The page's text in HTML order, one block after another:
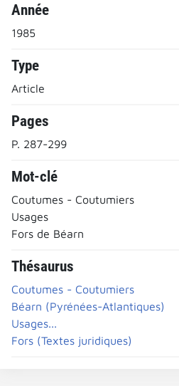
Année
1985
Type
Article
Pages
P. 287-299
Mot-clé
Coutumes - Coutumiers
Usages
Fors de Béarn
Thésaurus
Coutumes - Coutumiers
Béarn (Pyrénées-Atlantiques)
Usages...
Fors (Textes juridiques)